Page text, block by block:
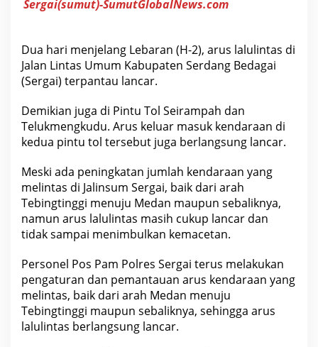
u
t
a
s
D
a
a
n
n
t
s
U
u
K
a
b
u
p
a
t
e
Sergai(sumut)-SumutGlobalNews.com
Dua hari menjelang Lebaran (H-2), arus lalulintas di
Jalan Lintas Umum Kabupaten Serdang Bedagai
(Sergai) terpantau lancar.
Demikian juga di Pintu Tol Seirampah dan
Telukmengkudu. Arus keluar masuk kendaraan di
kedua pintu tol tersebut juga berlangsung lancar.
Meski ada peningkatan jumlah kendaraan yang
melintas di Jalinsum Sergai, baik dari arah
Tebingtinggi menuju Medan maupun sebaliknya,
namun arus lalulintas masih cukup lancar dan
tidak sampai menimbulkan kemacetan.
Personel Pos Pam Polres Sergai terus melakukan
pengaturan dan pemantauan arus kendaraan yang
melintas, baik dari arah Medan menuju
Tebingtinggi maupun sebaliknya, sehingga arus
lalulintas berlangsung lancar.